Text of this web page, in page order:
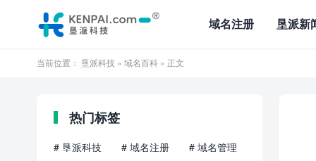
域名注册 垦派新
当前位置： 垦派科技 » 域名百科 » 正文
热门标签
# 垦派科技 # 域名注册
# 域名管理